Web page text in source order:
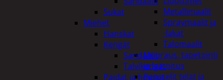
Metallimaalit
Spraymaalit ja
-lakat
Talomaalit
Muuraus, tapetointi
ja laatoitus
Pensselit telat ja
Sukat
Miehet
Hanskat
Kengät
Sandaalit
Talvikengät
Paidat ja housut